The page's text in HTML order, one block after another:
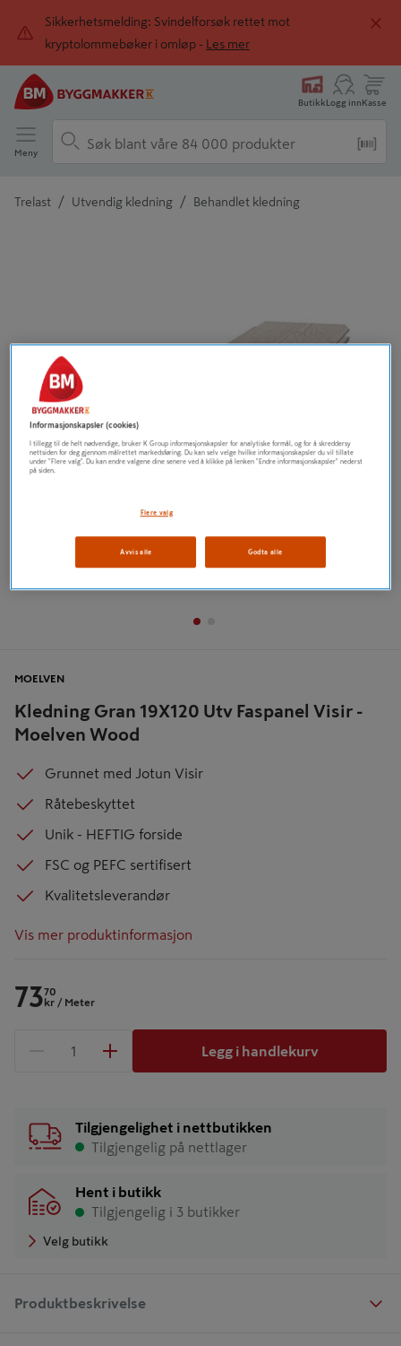
Sikkerhetsmelding: Svindelforsøk rettet mot
kryptolommebøker i omløp -
Les mer
ButikkLogg innKasse
Meny
Trelast / Utvendig kledning / Behandlet kledning
Tidligere
Kledning Gran 19X120 Utv Faspanel Visir -
Moelven Wood
MOELVEN
Grunnet med Jotun Visir
Råtebeskyttet
Unik - HEFTIG forside
FSC og PEFC sertifisert
Kvalitetsleverandør
Vis mer produktinformasjon
7370
kr / Meter
1 produkter
Legg i handlekurv
Tilgjengelighet i nettbutikken
Tilgjengelig på nettlager
Hent i butikk
Tilgjengelig i 3 butikker
Velg butikk
Produktbeskrivelse
Informasjonskapsler (cookies)
I tillegg til de helt nødvendige, bruker K Group informasjonskapsler for analytiske formål, og for å skreddersy
nettsiden for deg gjennom målrettet markedsføring. Du kan selv velge hvilke informasjonskapsler du vil tillate
under "Flere valg". Du kan endre valgene dine senere ved å klikke på lenken "Endre informasjonskapsler" nederst
på siden.
Flere valg
Avvis alle Godta alle